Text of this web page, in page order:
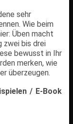
sehr
Wie beim
Üben macht
zwei bis drei
bewusst in Ihr
merken, wie
überzeugen.
/ E-Book